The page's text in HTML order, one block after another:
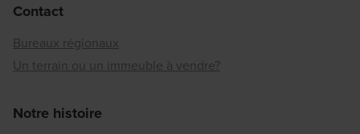
Contact
Bureaux régionaux
Un terrain ou un immeuble à vendre?
Notre histoire